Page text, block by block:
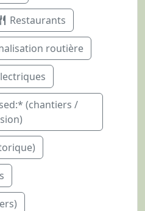
Restaurants
routière
(chantiers /